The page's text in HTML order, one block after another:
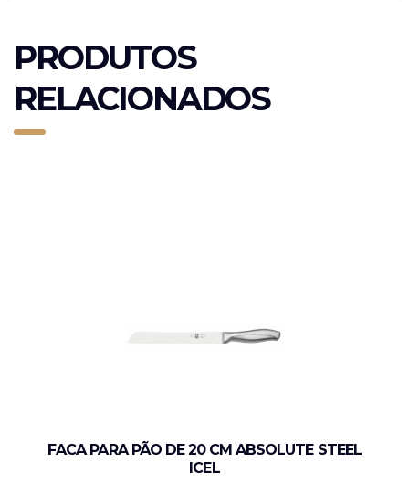
PRODUTOS
RELACIONADOS
FACA PARA PÃO DE 20 CM ABSOLUTE STEEL
ICEL